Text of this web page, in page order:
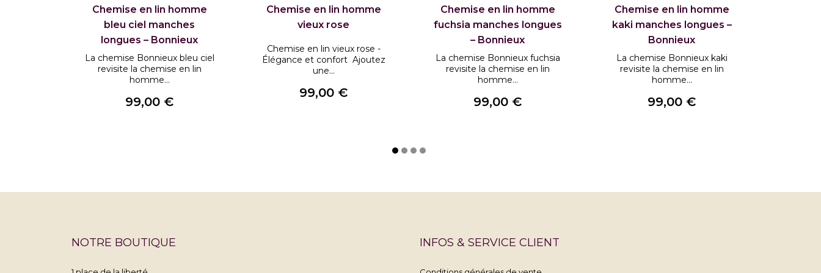
Chemise en lin homme
bleu ciel manches
longues – Bonnieux
La chemise Bonnieux bleu ciel
revisite la chemise en lin
homme...
99,00 €
Chemise en lin homme
vieux rose
Chemise en lin vieux rose -
Élégance et confort Ajoutez
une...
99,00 €
Chemise en lin homme
fuchsia manches longues
– Bonnieux
La chemise Bonnieux fuchsia
revisite la chemise en lin
homme...
99,00 €
Chemise en lin homme
kaki manches longues –
Bonnieux
La chemise Bonnieux kaki
revisite la chemise en lin
homme...
99,00 €
NOTRE BOUTIQUE INFOS & SERVICE CLIENT